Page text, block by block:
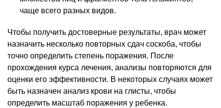
чаще всего разных видов.
Чтобы получить достоверные результаты, врач может
назначить несколько повторных сдач соскоба, чтобы
точно определить степень поражения. После
прохождения курса лечения, анализы повторяются для
оценки его эффективности. В некоторых случаях может
быть назначен анализ крови на глисты, чтобы
определить масштаб поражения у ребенка.